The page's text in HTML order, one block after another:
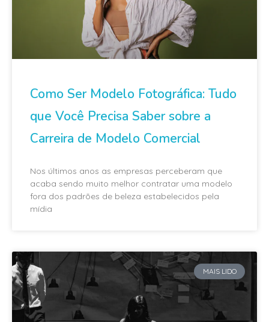
Como Ser Modelo Fotográfica: Tudo
que Você Precisa Saber sobre a
Carreira de Modelo Comercial
Nos últimos anos as empresas perceberam que
acaba sendo muito melhor contratar uma modelo
fora dos padrões de beleza estabelecidos pela
mídia
MAIS LIDO